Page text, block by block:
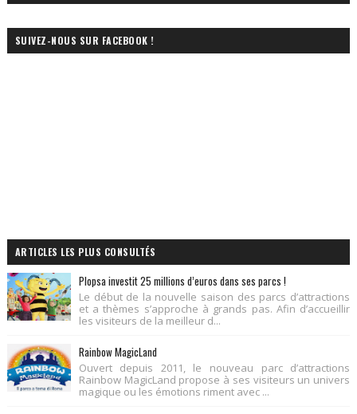
SUIVEZ-NOUS SUR FACEBOOK !
ARTICLES LES PLUS CONSULTÉS
Plopsa investit 25 millions d’euros dans ses parcs !
Le début de la nouvelle saison des parcs d’attractions
et a thèmes s’approche à grands pas. Afin d’accueillir
les visiteurs de la meilleur d...
Rainbow MagicLand
Ouvert depuis 2011, le nouveau parc d’attractions
Rainbow MagicLand propose à ses visiteurs un univers
magique ou les émotions riment avec ...